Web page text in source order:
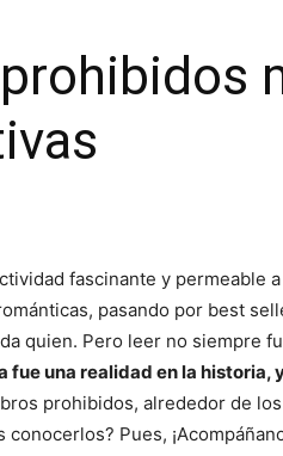
fascinante y permeable
pasando por best
quien. Pero leer no siempre
fue una realidad en la historia,
prohibidos, alrededor de
conocerlos? Pues,